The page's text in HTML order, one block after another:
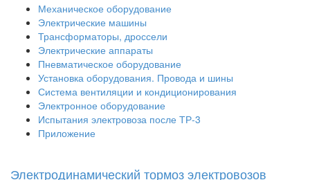
Механическое оборудование
Электрические машины
Трансформаторы, дроссели
Электрические аппараты
Пневматическое оборудование
Установка оборудования. Провода и шины
Система вентиляции и кондиционирования
Электронное оборудование
Испытания электровоза после ТР-3
Приложение
Электродинамический тормоз электровозов